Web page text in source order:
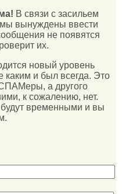
В связи с засильем
вынуждены ввести
не появятся
их.
новый уровень
каким и был всегда. Это
а другого
к сожалению, нет.
будут временными и вы